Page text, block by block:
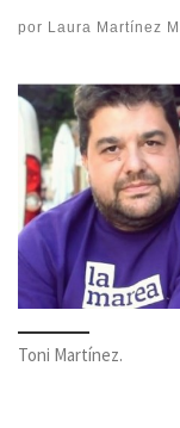
por Laura Martínez
Toni Martínez.